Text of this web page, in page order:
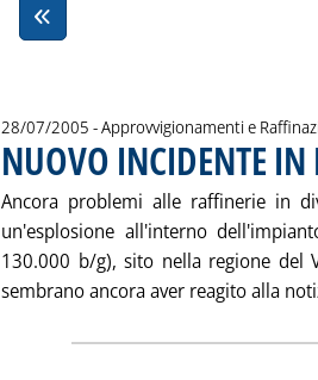
28/07/2005 - Approvvigionamenti e
NUOVO INCIDENTE IN
Ancora problemi alle raffinerie in
un'esplosione all'interno
130.000 b/g), sito nella regione del
sembrano ancora aver reagito alla